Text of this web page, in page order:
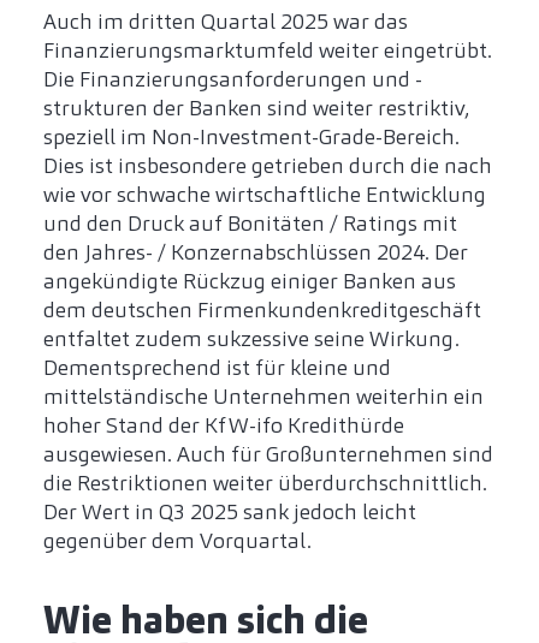
Auch im dritten Quartal 2025 war das
Finanzierungsmarktumfeld weiter eingetrübt.
Die Finanzierungsanforderungen und -
strukturen der Banken sind weiter restriktiv,
speziell im Non-Investment-Grade-Bereich.
Dies ist insbesondere getrieben durch die nach
wie vor schwache wirtschaftliche Entwicklung
und den Druck auf Bonitäten / Ratings mit
den Jahres- / Konzernabschlüssen 2024. Der
angekündigte Rückzug einiger Banken aus
dem deutschen Firmenkundenkreditgeschäft
entfaltet zudem sukzessive seine Wirkung.
Dementsprechend ist für kleine und
mittelständische Unternehmen weiterhin ein
hoher Stand der KfW-ifo Kredithürde
ausgewiesen. Auch für Großunternehmen sind
die Restriktionen weiter überdurchschnittlich.
Der Wert in Q3 2025 sank jedoch leicht
gegenüber dem Vorquartal.
Wie haben sich die